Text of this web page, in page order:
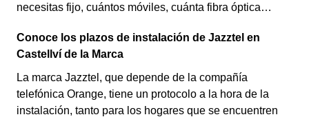
necesitas fijo, cuántos móviles, cuánta fibra óptica…
Conoce los plazos de instalación de Jazztel en
Castellví de la Marca
La marca Jazztel, que depende de la compañía
telefónica Orange, tiene un protocolo a la hora de la
instalación, tanto para los hogares que se encuentren